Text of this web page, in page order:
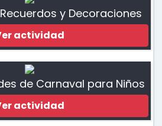
y Decoraciones
actividad
de Carnaval para Niños
actividad